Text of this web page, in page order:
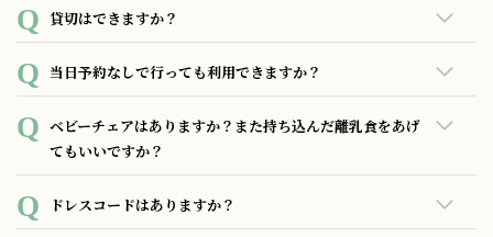
各種クレジットカード、PayPayがご利用頂けます。
貸切はできますか？
可能でございます。詳しくはお問い合わせください。
当日予約なしで行っても利用できますか？
ご予約なしでもご利用いただだけますが、ご予約のお客様で
満席の場合もございますので、ご来店前にお電話にてご確認
いただくことをお勧めいたします。
ベビーチェアはありますか？また持ち込んだ離乳食をあげ
てもいいですか？
ベビーチェアのご準備がございます。離乳食のお持込はもち
ろん可能ですし、こちらで温めることもできますので、お気
ドレスコードはありますか？